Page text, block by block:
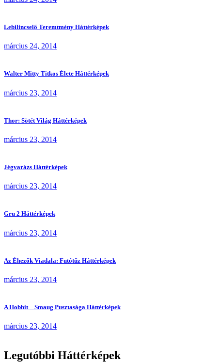
Lebilincselő Teremtmény Háttérképek
március 24, 2014
Walter Mitty Titkos Élete Háttérképek
március 23, 2014
Thor: Sötét Világ Háttérképek
március 23, 2014
Jégvarázs Háttérképek
március 23, 2014
Gru 2 Háttérképek
március 23, 2014
Az Éhezők Viadala: Futótűz Háttérképek
március 23, 2014
A Hobbit – Smaug Pusztasága Háttérképek
március 23, 2014
Legutóbbi Háttérképek